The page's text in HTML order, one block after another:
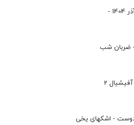
-
ضربان شب
2
- اشکهای یخی